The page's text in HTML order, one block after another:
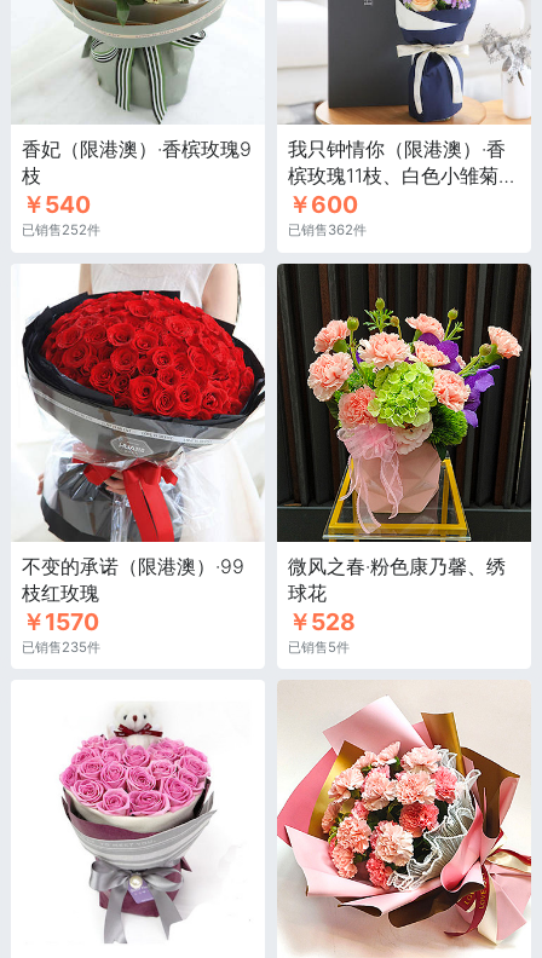
香妃（限港澳）·香槟玫瑰9
枝
￥540
已销售252件
我只钟情你（限港澳）·香
槟玫瑰11枝、白色小雏菊3
枝
￥600
已销售362件
不变的承诺（限港澳）·99
枝红玫瑰
￥1570
已销售235件
微风之春·粉色康乃馨、绣
球花
￥528
已销售5件